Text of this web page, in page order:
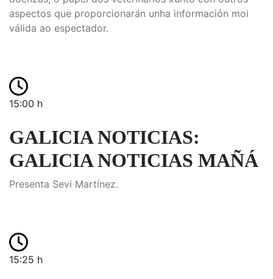
aspectos que proporcionarán unha información moi
válida ao espectador.
15:00 h
GALICIA NOTICIAS:
GALICIA NOTICIAS MAÑÁ
Presenta Sevi Martínez.
15:25 h